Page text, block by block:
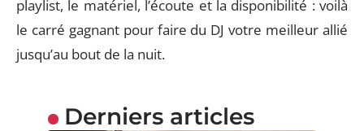
playlist, le matériel, l’écoute et la disponibilité : voilà
le carré gagnant pour faire du DJ votre meilleur allié
jusqu’au bout de la nuit.
Derniers articles